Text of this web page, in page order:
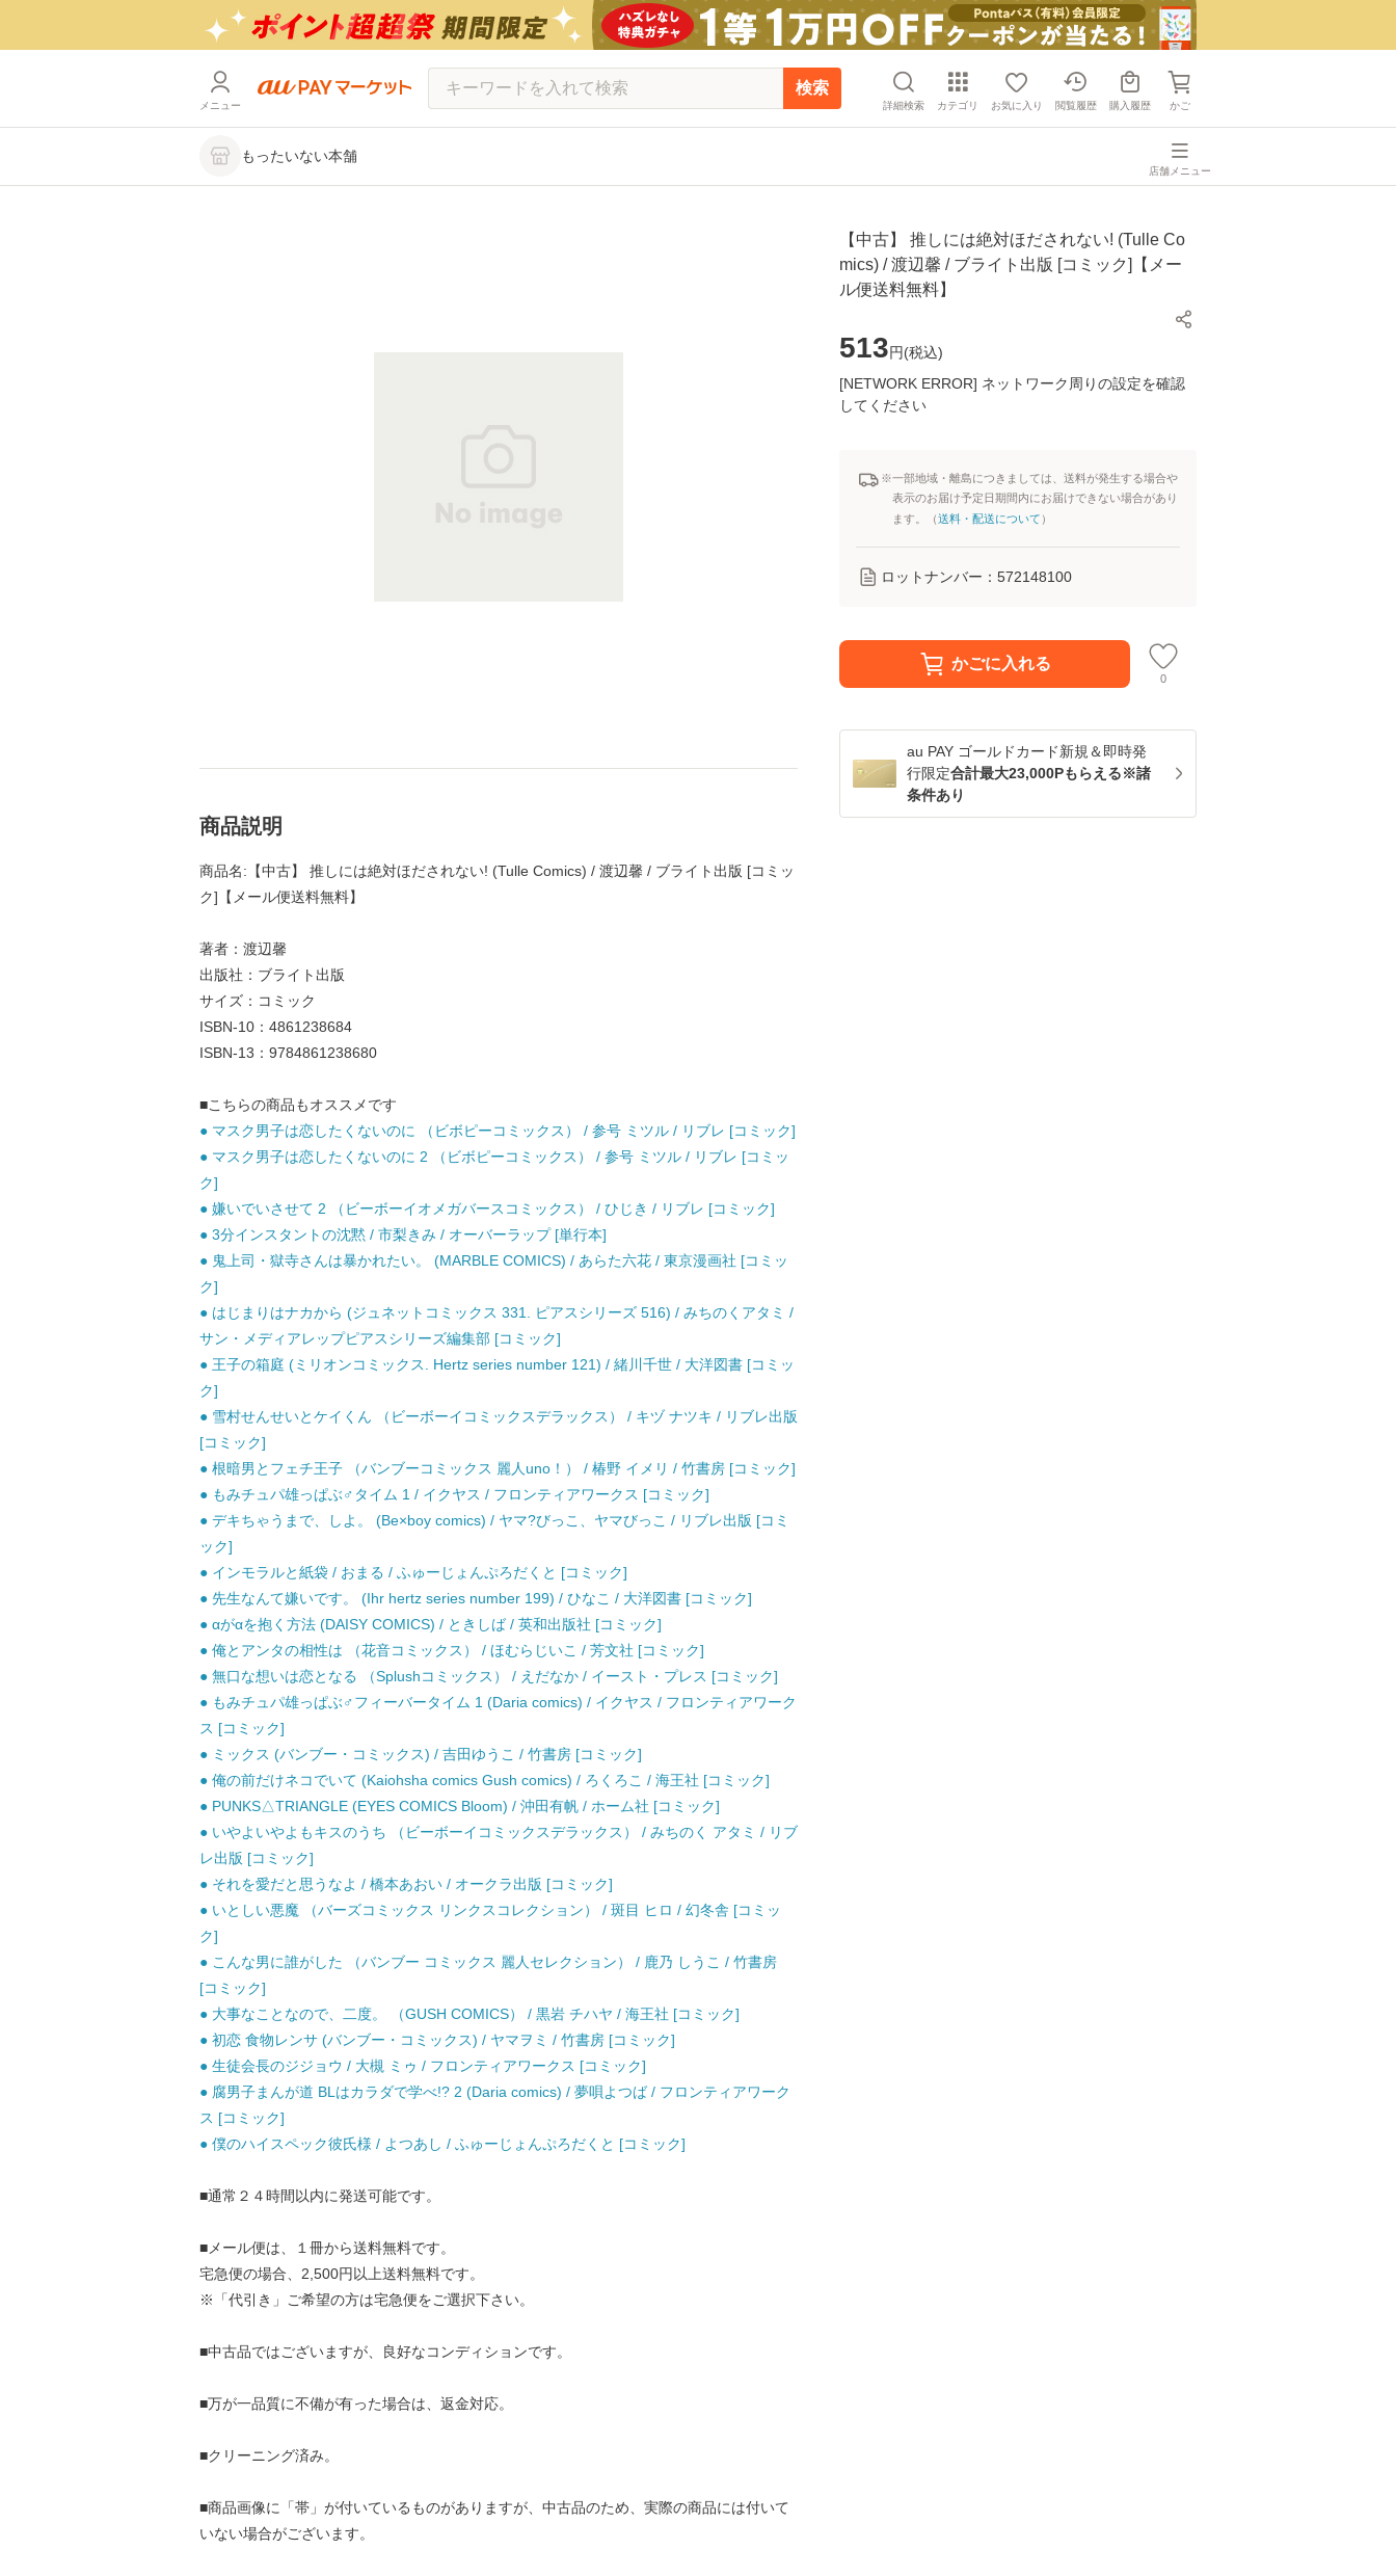
メニュー
検索
詳細検索 カテゴリ お気に入り 閲覧履歴 購入履歴 かご
もったいない本舗
店舗メニュー
【中古】 推しには絶対ほだされない! (Tulle Co
mics) / 渡辺馨 / ブライト出版 [コミック]【メー
ル便送料無料】
513円(税込)
[NETWORK ERROR] ネットワーク周りの設定を確認
してください
※一部地域・離島につきましては、送料が発生する場合や
表示のお届け予定日期間内にお届けできない場合があり
ます。（送料・配送について ）
ロットナンバー： 572148100
かごに入れる
0
au PAY ゴールドカード新規＆即時発
行限定合計最大23,000Pもらえる※諸
条件あり
商品説明
商品名:【中古】 推しには絶対ほだされない! (Tulle Comics) / 渡辺馨 / ブライト出版 [コミッ
ク]【メール便送料無料】
著者：渡辺馨
出版社：ブライト出版
サイズ：コミック
ISBN-10：4861238684
ISBN-13：9784861238680
■こちらの商品もオススメです
● マスク男子は恋したくないのに （ビボピーコミックス） / 参号 ミツル / リブレ [コミック]
● マスク男子は恋したくないのに 2 （ビボピーコミックス） / 参号 ミツル / リブレ [コミッ
ク]
● 嫌いでいさせて 2 （ビーボーイオメガバースコミックス） / ひじき / リブレ [コミック]
● 3分インスタントの沈黙 / 市梨きみ / オーバーラップ [単行本]
● 鬼上司・獄寺さんは暴かれたい。 (MARBLE COMICS) / あらた六花 / 東京漫画社 [コミッ
ク]
● はじまりはナカから (ジュネットコミックス 331. ピアスシリーズ 516) / みちのくアタミ /
サン・メディアレップピアスシリーズ編集部 [コミック]
● 王子の箱庭 (ミリオンコミックス. Hertz series number 121) / 緒川千世 / 大洋図書 [コミッ
ク]
● 雪村せんせいとケイくん （ビーボーイコミックスデラックス） / キヅ ナツキ / リブレ出版
[コミック]
● 根暗男とフェチ王子 （バンブーコミックス 麗人uno！） / 椿野 イメリ / 竹書房 [コミック]
● もみチュパ雄っぱぶ♂タイム 1 / イクヤス / フロンティアワークス [コミック]
● デキちゃうまで、しよ。 (Be×boy comics) / ヤマ?びっこ、ヤマびっこ / リブレ出版 [コミ
ック]
● インモラルと紙袋 / おまる / ふゅーじょんぷろだくと [コミック]
● 先生なんて嫌いです。 (Ihr hertz series number 199) / ひなこ / 大洋図書 [コミック]
● αがαを抱く方法 (DAISY COMICS) / ときしば / 英和出版社 [コミック]
● 俺とアンタの相性は （花音コミックス） / ほむらじいこ / 芳文社 [コミック]
● 無口な想いは恋となる （Splushコミックス） / えだなか / イースト・プレス [コミック]
● もみチュパ雄っぱぶ♂フィーバータイム 1 (Daria comics) / イクヤス / フロンティアワーク
ス [コミック]
● ミックス (バンブー・コミックス) / 吉田ゆうこ / 竹書房 [コミック]
● 俺の前だけネコでいて (Kaiohsha comics Gush comics) / ろくろこ / 海王社 [コミック]
● PUNKS△TRIANGLE (EYES COMICS Bloom) / 沖田有帆 / ホーム社 [コミック]
● いやよいやよもキスのうち （ビーボーイコミックスデラックス） / みちのく アタミ / リブ
レ出版 [コミック]
● それを愛だと思うなよ / 橋本あおい / オークラ出版 [コミック]
● いとしい悪魔 （バーズコミックス リンクスコレクション） / 斑目 ヒロ / 幻冬舎 [コミッ
ク]
● こんな男に誰がした （バンブー コミックス 麗人セレクション） / 鹿乃 しうこ / 竹書房
[コミック]
● 大事なことなので、二度。 （GUSH COMICS） / 黒岩 チハヤ / 海王社 [コミック]
● 初恋 食物レンサ (バンブー・コミックス) / ヤマヲミ / 竹書房 [コミック]
● 生徒会長のジジョウ / 大槻 ミゥ / フロンティアワークス [コミック]
● 腐男子まんが道 BLはカラダで学べ!? 2 (Daria comics) / 夢唄よつば / フロンティアワーク
ス [コミック]
● 僕のハイスペック彼氏様 / よつあし / ふゅーじょんぷろだくと [コミック]
■通常２４時間以内に発送可能です。
■メール便は、１冊から送料無料です。
宅急便の場合、2,500円以上送料無料です。
※「代引き」ご希望の方は宅急便をご選択下さい。
■中古品ではございますが、良好なコンディションです。
■万が一品質に不備が有った場合は、返金対応。
■クリーニング済み。
■商品画像に「帯」が付いているものがありますが、中古品のため、実際の商品には付いて
いない場合がございます。